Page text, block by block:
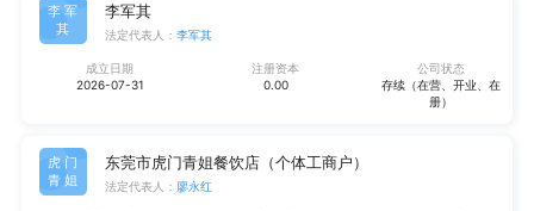
李军
其
李军其
法定代表人： 李军其
成立日期
2026-07-31
注册资本
0.00
公司状态
存续（在营、开业、在
册）
虎门
青姐
东莞市虎门青姐餐饮店（个体工商户）
法定代表人： 廖永红